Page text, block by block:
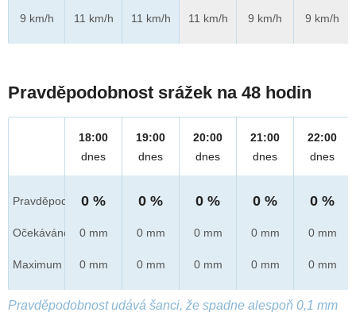
9 km/h
11 km/h
11 km/h
11 km/h
9 km/h
9 km/h
Pravděpodobnost srážek na 48 hodin
Pravděpod.
Očekáváno
Maximum
18:00
dnes
0 %
0 mm
0 mm
19:00
dnes
0 %
0 mm
0 mm
20:00
dnes
0 %
0 mm
0 mm
21:00
dnes
0 %
0 mm
0 mm
22:00
dnes
0 %
0 mm
0 mm
Pravděpodobnost udává šanci, že spadne alespoň 0,1 mm